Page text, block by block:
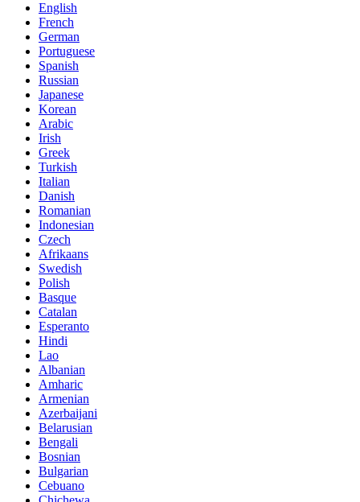
English
French
German
Portuguese
Spanish
Russian
Japanese
Korean
Arabic
Irish
Greek
Turkish
Italian
Danish
Romanian
Indonesian
Czech
Afrikaans
Swedish
Polish
Basque
Catalan
Esperanto
Hindi
Lao
Albanian
Amharic
Armenian
Azerbaijani
Belarusian
Bengali
Bosnian
Bulgarian
Cebuano